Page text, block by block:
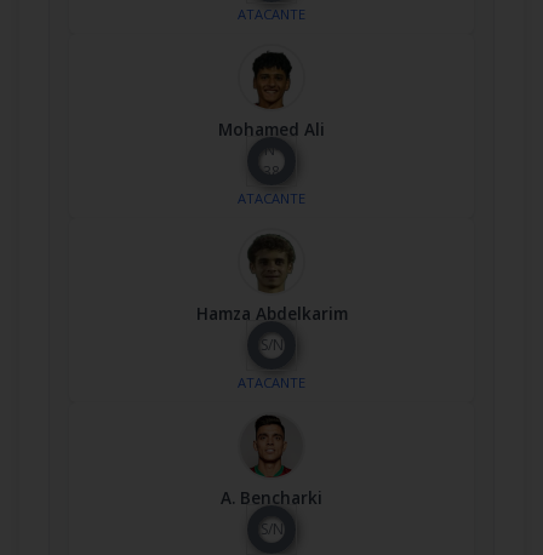
ATACANTE
Mohamed Ali
Nº
38
ATACANTE
Hamza Abdelkarim
S/N
ATACANTE
A. Bencharki
S/N